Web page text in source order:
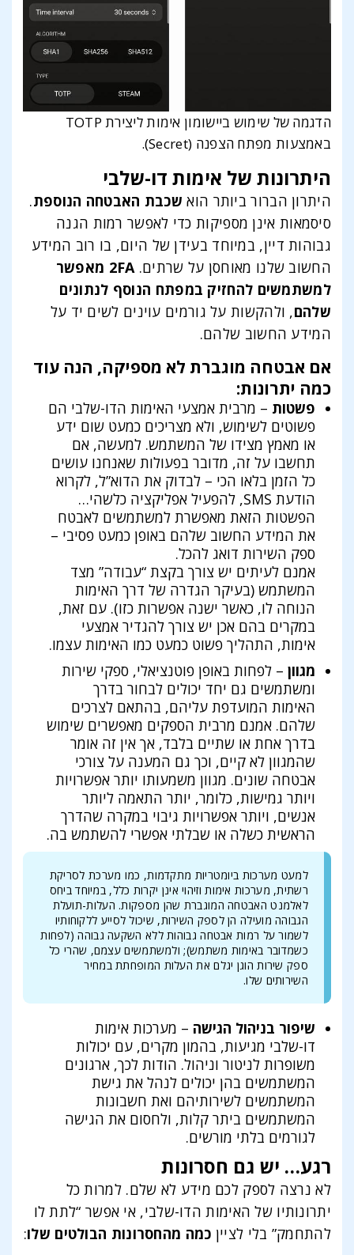
הדגמה של שימוש ביישומון אימות ליצירת TOTP
באמצעות מפתח הצפנה (Secret).
היתרונות של אימות דו-שלבי
היתרון הברור ביותר הוא שכבת האבטחה הנוספת.
סיסמאות אינן מספיקות כדי לאפשר רמות הגנה
גבוהות דיין, במיוחד בעידן של היום, בו רוב המידע
החשוב שלנו מאוחסן על שרתים.
2FA מאפשר
למשתמשים להחזיק במפתח הנוסף לנתונים
שלהם, ולהקשות על גורמים עוינים לשים יד על
המידע החשוב שלהם.
אם אבטחה מוגברת לא מספיקה, הנה עוד
כמה יתרונות:
פשטות – מרבית אמצעי האימות הדו-שלבי הם
פשוטים לשימוש, ולא מצריכים כמעט שום ידע
או מאמץ מצידו של המשתמש. למעשה, אם
תחשבו על זה, מדובר בפעולות שאנחנו עושים
כל הזמן בלאו הכי – לבדוק את הדוא”ל, לקרוא
הודעת SMS, להפעיל אפליקציה כלשהי…
הפשטות הזאת מאפשרת למשתמשים לאבטח
את המידע החשוב שלהם באופן כמעט פסיבי –
ספק השירות דואג להכל.
אמנם לעיתים יש צורך בקצת “עבודה” מצד
המשתמש (בעיקר הגדרה של דרך האימות
הנוחה לו, כאשר ישנה אפשרות כזו). עם זאת,
במקרים בהם אכן יש צורך להגדיר אמצעי
אימות, התהליך פשוט כמעט כמו האימות עצמו.
מגוון – לפחות באופן פוטנציאלי, ספקי שירות
ומשתמשים גם יחד יכולים לבחור בדרך
האימות המועדפת עליהם, בהתאם לצרכים
שלהם. אמנם מרבית הספקים מאפשרים שימוש
בדרך אחת או שתיים בלבד, אך אין זה אומר
שהמגוון לא קיים, וכך גם המענה על צורכי
אבטחה שונים. מגוון משמעותו יותר אפשרויות
ויותר גמישות, כלומר, יותר התאמה ליותר
אנשים, ויותר אפשרויות גיבוי במקרה שהדרך
הראשית כשלה או שבלתי אפשרי להשתמש בה.
למעט מערכות ביומטריות מתקדמות, כמו מערכת לסריקת
רשתית, מערכות אימות וזיהוי אינן יקרות כלל, במיוחד ביחס
לאלמנט האבטחה המוגברת שהן מספקות. העלות-תועלת
הגבוהה מועילה הן לספק השירות, שיכול לסייע ללקוחותיו
לשמור על רמות אבטחה גבוהות ללא השקעה גבוהה (לפחות
כשמדובר באימות משתמש); ולמשתמשים עצמם, שהרי כל
ספק שירות הוגן יגלם את העלות המופחתת במחיר
השירותים שלו.
שיפור בניהול הגישה – מערכות אימות
דו-שלבי מגיעות, בהמון מקרים, עם יכולות
משופרות לניטור וניהול. הודות לכך, ארגונים
המשתמשים בהן יכולים לנהל את גישת
המשתמשים לשירותיהם ואת חשבונות
המשתמשים ביתר קלות, ולחסום את הגישה
לגורמים בלתי מורשים.
רגע… יש גם חסרונות
לא נרצה לספק לכם מידע לא שלם. למרות כל
יתרונותיו של האימות הדו-שלבי, אי אפשר “לתת לו
להתחמק” בלי לציין כמה מהחסרונות הבולטים שלו: